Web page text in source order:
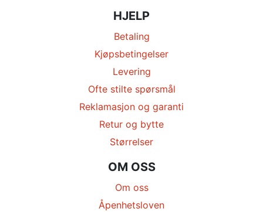
HJELP
Betaling
Kjøpsbetingelser
Levering
Ofte stilte spørsmål
Reklamasjon og garanti
Retur og bytte
Størrelser
OM OSS
Om oss
Åpenhetsloven